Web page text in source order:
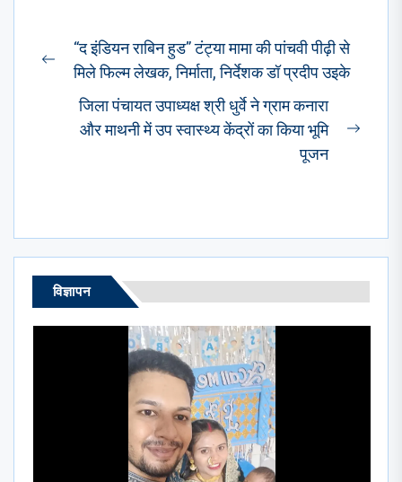
Post
navigation
Previous
“द इंडियन राबिन हुड” टंट्या मामा की पांचवी पीढ़ी से
मिले फिल्म लेखक, निर्माता, निर्देशक डॉ प्रदीप उइके
जिला पंचायत उपाध्यक्ष श्री धुर्वे ने ग्राम कनारा
और माथनी में उप स्वास्थ्य केंद्रों का किया भूमि
पूजन
विज्ञापन